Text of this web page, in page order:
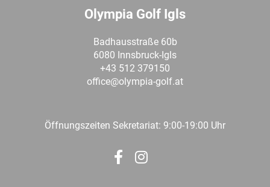
Olympia Golf Igls
Badhausstraße 60b
6080 Innsbruck-Igls
+43 512 379150
office@olympia-golf.at
Öffnungszeiten Sekretariat: 9:00-19:00 Uhr